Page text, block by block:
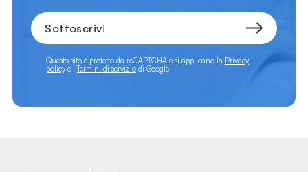
Sottoscrivi
Questo sito è protetto da reCAPTCHA e si applicano la Privacy
policye iTermini di serviziodi Google